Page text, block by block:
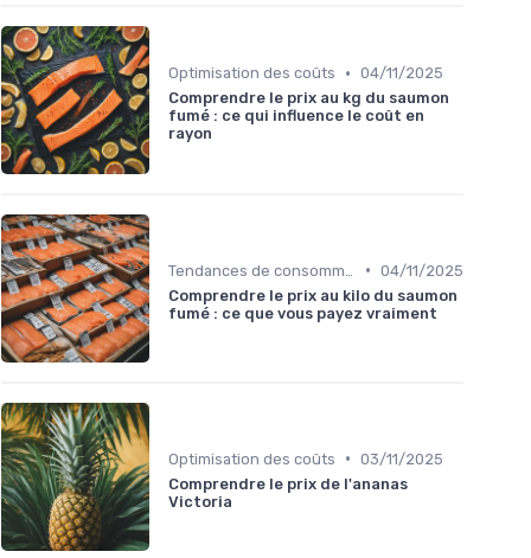
Optimisation des coûts • 04/11/2025
Comprendre le prix au kg du saumon
fumé : ce qui influence le coût en
rayon
• 04/11/2025
Comprendre le prix au kilo du saumon
fumé : ce que vous payez vraiment
Optimisation des coûts • 03/11/2025
Comprendre le prix de l'ananas
Victoria